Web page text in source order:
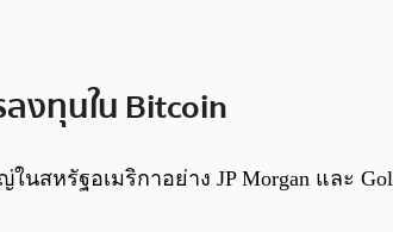
ลงทุนใน Bitcoin
สหรัฐอเมริกาอย่าง JP Morgan และ